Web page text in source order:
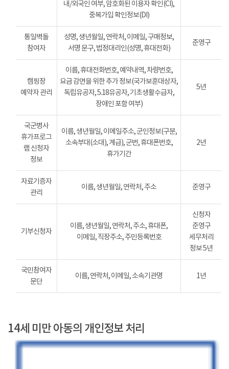
내/외국인 여부, 암호화된 이용자 확인(CI),
중복가입 확인정보(DI)
통일벽돌
참여자
성명, 생년월일, 연락처, 이메일, 구매정보,
서명 문구, 법정대리인(성명, 휴대전화)
준영구
캠핑장
예약자 관리
이름, 휴대전화번호, 예약내역, 차량번호,
요금 감면을 위한 추가 정보(국가보훈대상자,
독립유공자, 5.18유공자, 기초생활수급자,
장애인 포함 여부)
5년
국군병사
휴가프로그
램 신청자
정보
이름, 생년월일, 이메일주소, 군인정보(구분,
소속부대(소대), 계급), 군번, 휴대폰번호,
휴가기간
2년
자료기증자
관리
이름, 생년월일, 연락처, 주소 준영구
기부신청자
이름, 생년월일, 연락처, 주소, 휴대폰,
이메일, 직장주소, 주민등록번호
신청자
준영구
세무처리
정보 5년
국민참여자
문단
이름, 연락처, 이메일, 소속기관명 1년
14세 미만 아동의 개인정보 처리